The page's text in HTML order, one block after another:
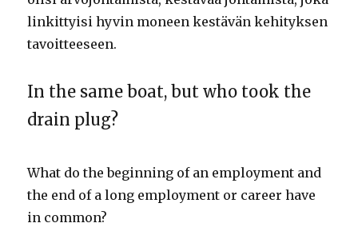
linkittyisi hyvin moneen kestävän kehityksen
tavoitteeseen.
In the same boat, but who took the
drain plug?
What do the beginning of an employment and
the end of a long employment or career have
in common?